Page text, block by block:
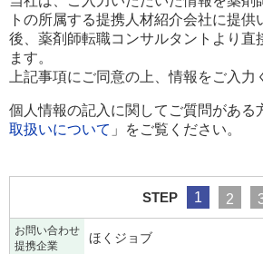
トの所属する提携人材紹介会社に提供
後、薬剤師転職コンサルタントより直
ます。
上記事項にご同意の上、情報をご入力
個人情報の記入に関してご質問がある
取扱いについて 」をご覧ください。
STEP 1 2
お問い合わせ
提携企業
ほくジョブ